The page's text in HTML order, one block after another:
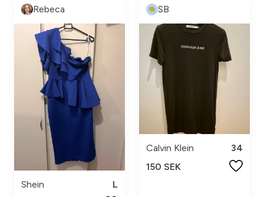
Rebeca
Shein
L
SB
Calvin Klein
34
150 SEK